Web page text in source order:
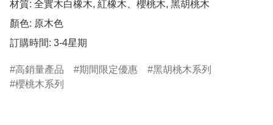
材質: 全實木白橡木, 紅橡木、櫻桃木, 黑胡桃木
顏色: 原木色
訂購時間: 3-4星期
高銷量產品 期間限定優惠
黑胡桃木系列
櫻桃木系列